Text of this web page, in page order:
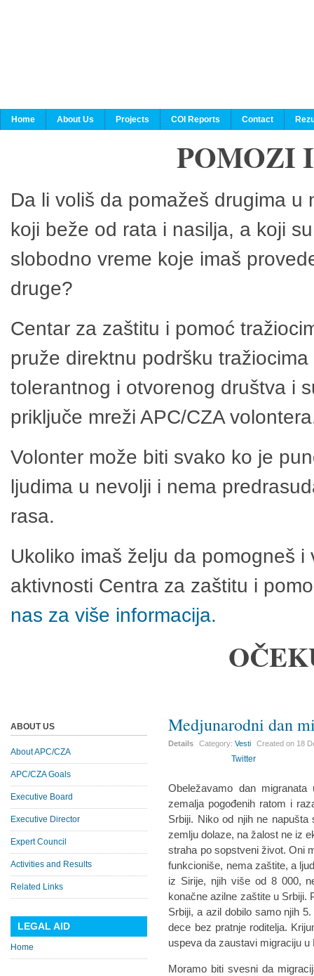
Home About Us Projects COI Reports Contact
POMOZI
Da li voliš da pomažeš drugima
koji beže od rata i nasilja, a koji
slobodno vreme koje imaš
druge?
Centar za zaštitu i pomoć
pruže direktnu podršku
tolerantnog i otvorenog društva i
priključe mreži APC/CZA
Volonter može biti svako ko je
ljudima u nevolji i nema
rasa.
Ukoliko imaš želju da pomogneš
aktivnosti Centra za zaštitu i
nas za više informacija.
Medjunarodni dan
Details Category:Vesti Created on 18
Twitter
Obeležavamo dan
zemalja pogođenih ratom i
Srbiji. Niko od njih ne
zemlju dolaze, na žalost ne iz
straha po sopstveni život. Oni
funkcioniše, nema zaštite, a
iz Sirije, njih više od 8 000,
konačne azilne zaštite u Srbiji.
Srbiji, a azil dobilo samo njih
dece bez pratnje roditelja.
uspeva da zaustavi migraciju
Moramo biti svesni da
ABOUT US
About APC/CZA
APC/CZA Goals
Executive Board
Executive Director
Expert Council
Activities and Results
Related Links
LEGAL AID
Home